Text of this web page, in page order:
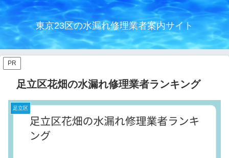
東京23区の水漏れ修理業者案内サイト
PR
足立区花畑の水漏れ修理業者ランキング
足立区